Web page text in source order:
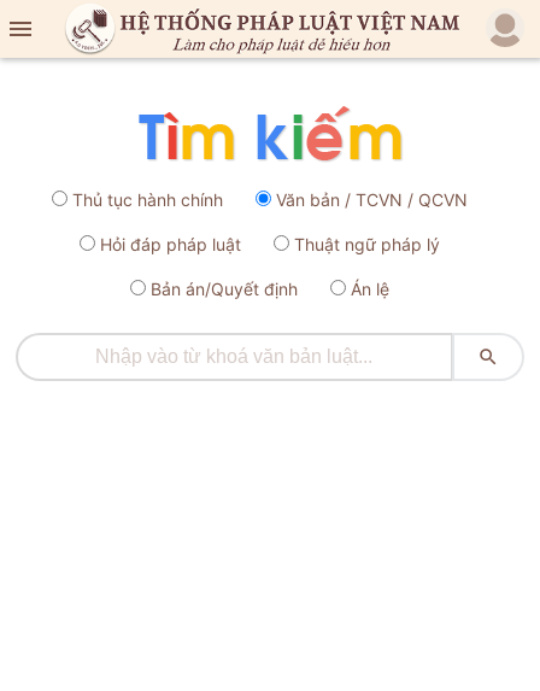

Thủ tục hành chính Văn bản / TCVN / QCVN
Hỏi đáp pháp luật Thuật ngữ pháp lý
Bản án/Quyết định Án lệ
